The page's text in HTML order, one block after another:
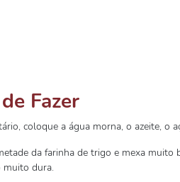
Fazer
coloque a água morna, o azeite, o
da farinha de trigo e mexa
dura.